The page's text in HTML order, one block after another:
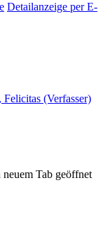
Detailanzeige per E-
Felicitas (Verfasser)
Tab geöffnet